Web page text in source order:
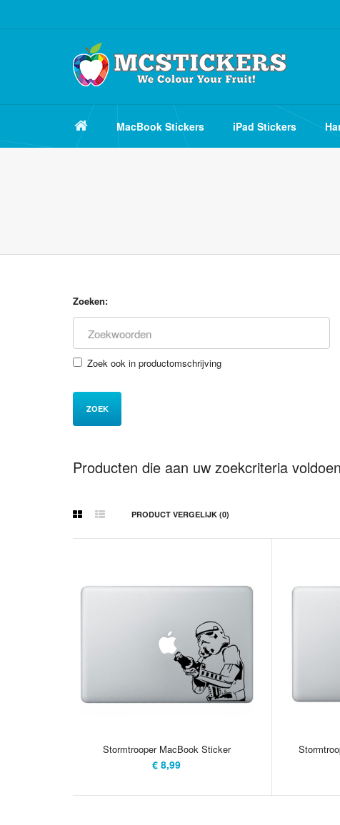
MacBook Stickers iPad Stickers
Zoeken:
Zoek ook in productomschrijving
Producten die aan uw zoekcriteria voldoen
PRODUCT VERGELIJK (0)
Stormtrooper MacBook Sticker
€ 8,99